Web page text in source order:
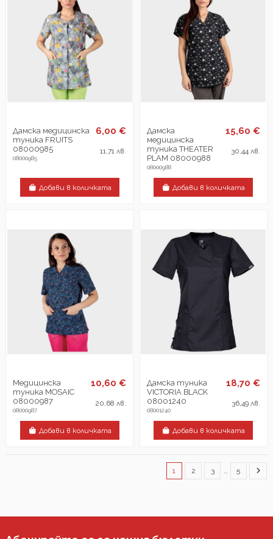
Дамска медицинска
туника FRUITS
08000985
08000985
6,00 €
11,71 лв.
Добави в количката
Дамска
медицинска
туника THEATER
PLAM 08000988
08000988
15,60 €
30,44 лв.
Добави в количката
Медицинска
туника MOSAIC
08000987
08000987
10,60 €
20,68 лв.
Добави в количката
Дамска туника
VICTORIA BLACK
08001240
08001240
18,70 €
36,49 лв.
Добави в количката
1 2 3 … 5